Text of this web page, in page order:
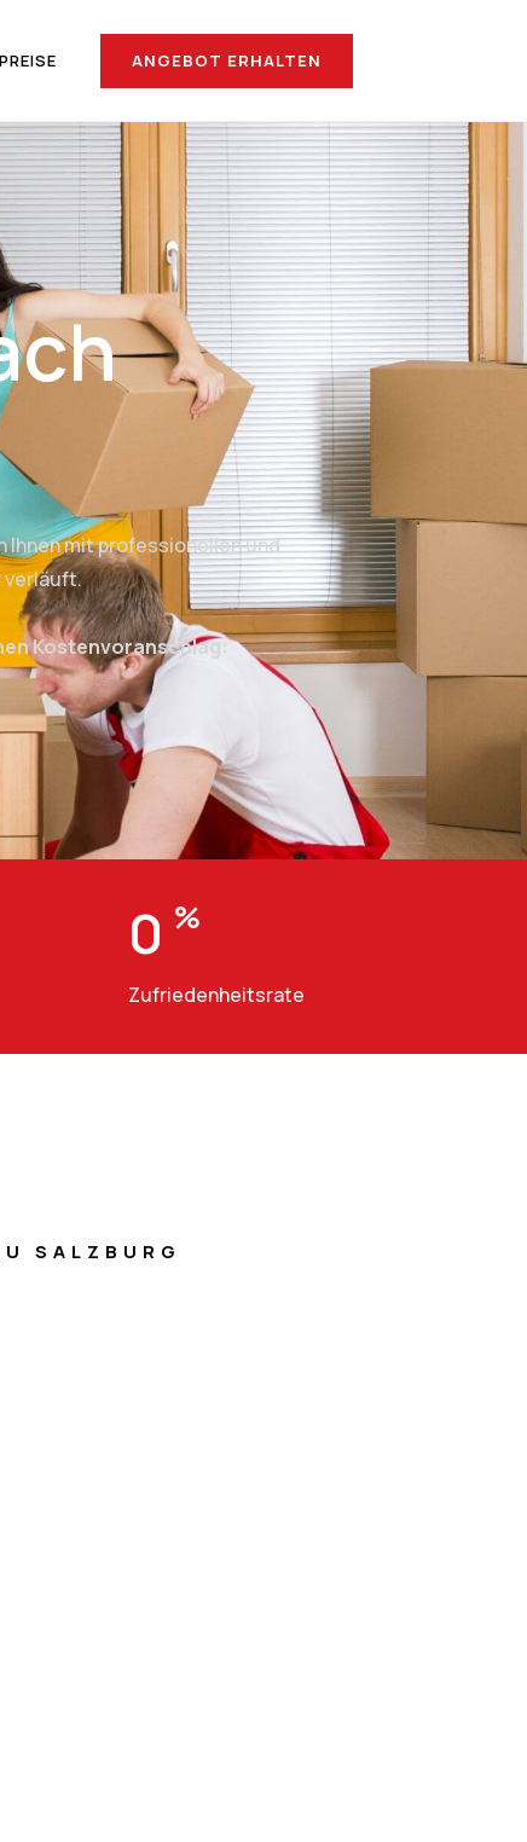
ANGEBOT ERHALTEN
Ihnen mit professionellen und
verläuft.
Kostenvoranschlag:
0 %
Zufriedenheitsrate
SALZBURG